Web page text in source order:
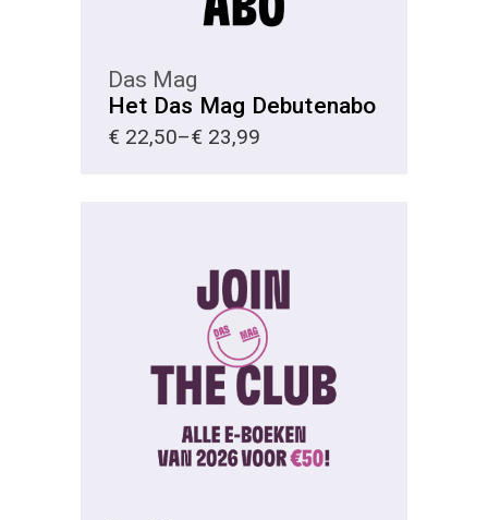
Das Mag
Het Das Mag Debutenabo
€ 22,50–€ 23,99
KIES